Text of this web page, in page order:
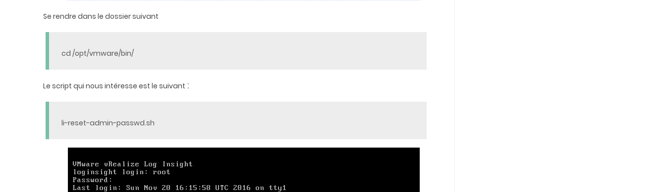
Se rendre dans le dossier suivant
cd /opt/vmware/bin/
Le script qui nous intéresse est le suivant :
li-reset-admin-passwd.sh